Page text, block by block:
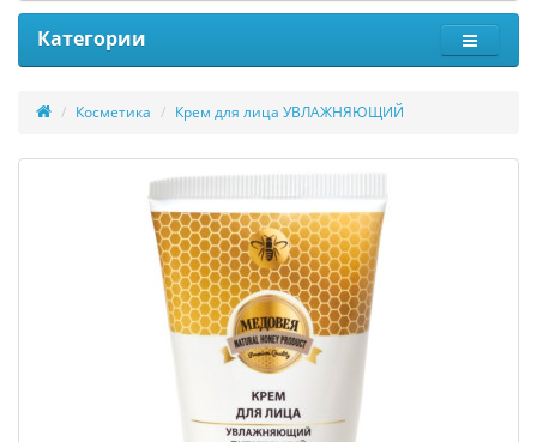
Категории
Косметика Крем для лица УВЛАЖНЯЮЩИЙ